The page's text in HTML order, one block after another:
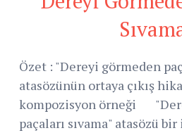
Özet : "Dereyi görmeden
atasözünün ortaya çıkış
kompozisyon örneği
paçaları sıvama" atasözü